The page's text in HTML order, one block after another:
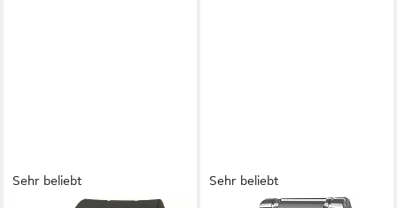
Sehr beliebt Sehr beliebt